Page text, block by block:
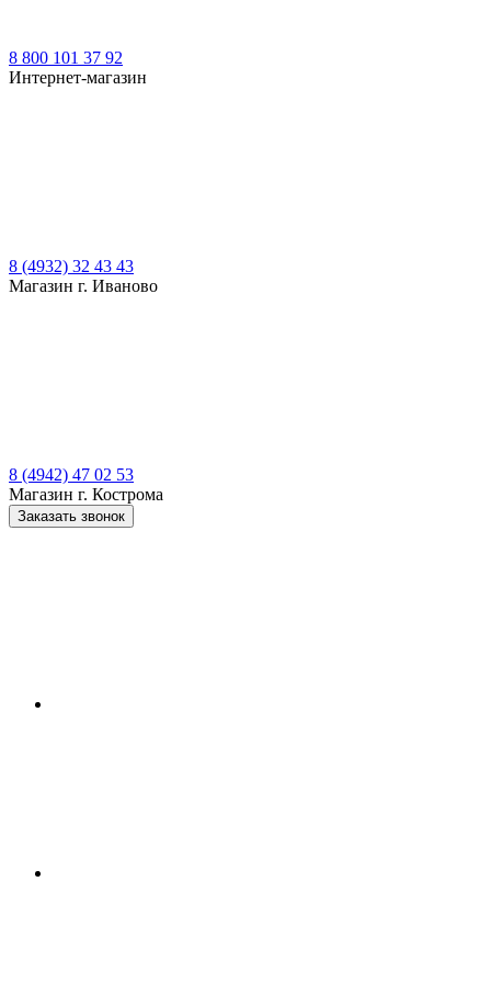
8 800 101 37 92
Интернет-магазин
8 (4932) 32 43 43
Магазин г. Иваново
8 (4942) 47 02 53
Магазин г. Кострома
Заказать звонок